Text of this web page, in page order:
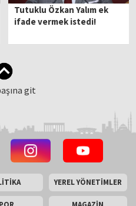
Tutuklu Özkan Yalım ek
ifade vermek istedi!
git
YEREL YÖNETİMLER